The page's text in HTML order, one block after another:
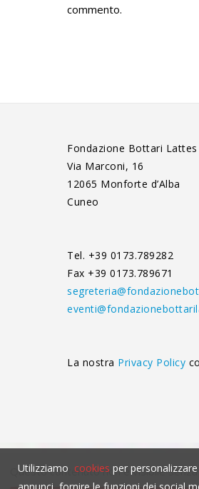
commento.
Fondazione Bottari Lattes
Via Marconi, 16
12065 Monforte d’Alba
Cuneo
Tel. +39 0173.789282
Fax +39 0173.789671
La nostra Privacy Policy
Questo contenuto non è visibile senza
Utilizziamo cookies per